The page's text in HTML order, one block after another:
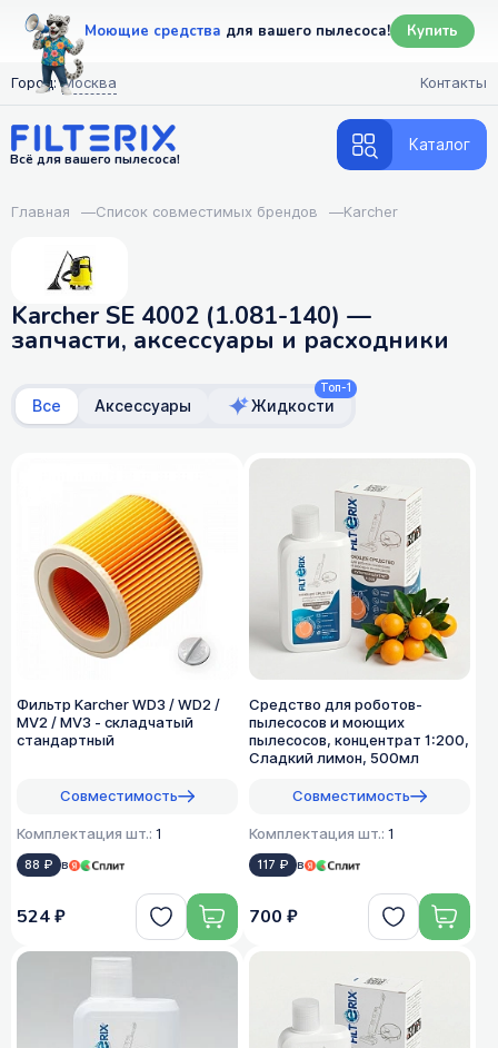
Моющие средства для вашего пылесоса! Купить
Город: Москва Контакты
Всё для вашего пылесоса!
Каталог
Главная —Список совместимых брендов —Karcher
Karcher SE 4002 (1.081-140) —
запчасти, аксессуары и расходники
Все Аксессуары
Топ-1
Жидкости
Фильтр Karcher WD3 / WD2 /
MV2 / MV3 - складчатый
стандартный
Совместимость
Комплектация шт.: 1
88 ₽ в
524 ₽
Средство для роботов-
пылесосов и моющих
пылесосов, концентрат 1:200,
Сладкий лимон, 500мл
Совместимость
Комплектация шт.: 1
117 ₽ в
700 ₽